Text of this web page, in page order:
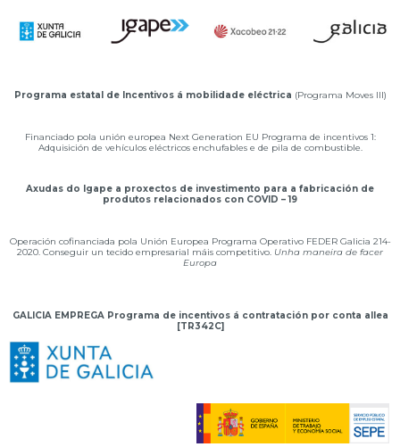
Programa estatal de Incentivos á mobilidade eléctrica (Programa Moves III)
Financiado pola unión europea Next Generation EU Programa de incentivos 1:
Adquisición de vehículos eléctricos enchufables e de pila de combustible.
Axudas do Igape a proxectos de investimento para a fabricación de
produtos relacionados con COVID – 19
Operación cofinanciada pola Unión Europea Programa Operativo FEDER Galicia 214-
2020. Conseguir un tecido empresarial máis competitivo. Unha maneira de facer
Europa
GALICIA EMPREGA Programa de incentivos á contratación por conta allea
[TR342C]